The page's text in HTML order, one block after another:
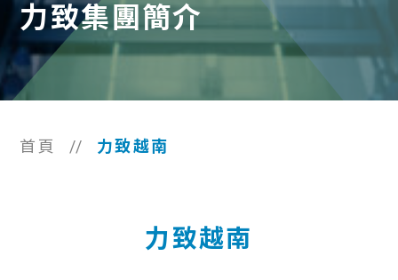
力致集團簡介
首頁 // 力致越南
力致越南